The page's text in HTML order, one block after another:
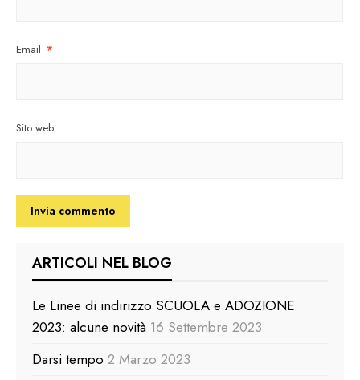
Email *
Sito web
ARTICOLI NEL BLOG
Le Linee di indirizzo SCUOLA e ADOZIONE
2023: alcune novità 16 Settembre 2023
Darsi tempo 2 Marzo 2023